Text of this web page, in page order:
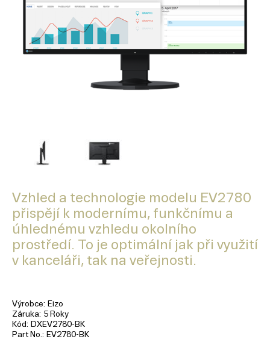
Vzhled a technologie modelu EV2780
přispějí k modernímu, funkčnímu a
úhlednému vzhledu okolního
prostředí. To je optimální jak při využití
v kanceláři, tak na veřejnosti.
Výrobce
Eizo
Záruka 5 Roky
Kód
DXEV2780-BK
Part No.
EV2780-BK